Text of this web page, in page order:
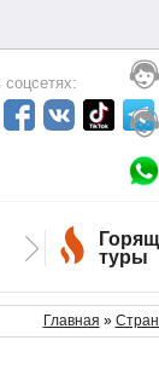
туры
Главная »